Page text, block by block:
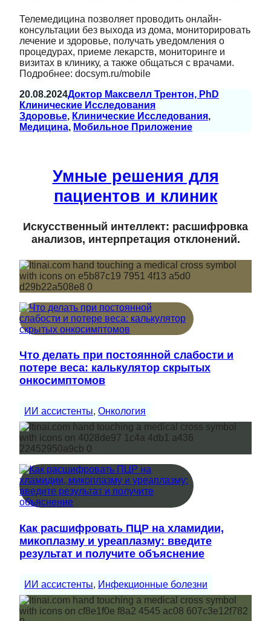
Телемедицина позволяет проводить онлайн-
консультации без выхода из дома, мониторировать
лечение и здоровье, получать уведомления о
процедурах, приеме лекарств, мониторинге и
визитах в клинику, а также общаться с врачами.
Подробнее: docsym.ru/mobile
20.08.2024Доктор Максвелл Трентон, PhD
Клинические Исследования
Здоровье, Клинические Исследования
Медицина, Мобильное Приложение
Умные решения для
пациентов и клиник
Искусственный интеллект: расшифровка
анализов, интерпретация отклонений.
Что делать при постоянной слабости и
потере веса: калькулятор скрытых
онкосимптомов
ИИ ассистенты, Онкология
Как расшифровать ПЦР на хламидии,
микоплазму и уреаплазму: введите
результат и получите объяснение
ИИ ассистенты, Инфекционные болезни